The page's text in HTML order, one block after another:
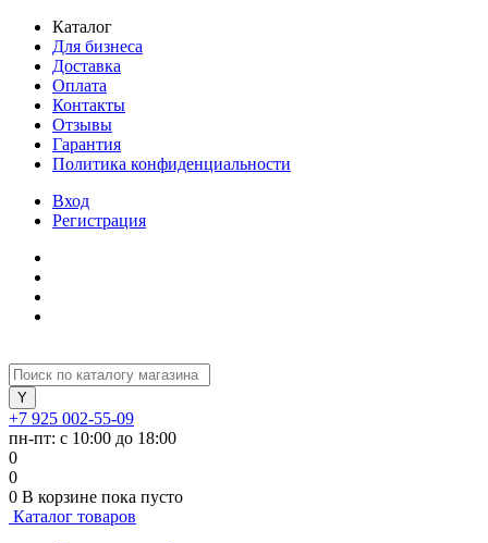
Каталог
Для бизнеса
Доставка
Оплата
Контакты
Отзывы
Гарантия
Политика конфиденциальности
Вход
Регистрация
+7 925 002-55-09
пн-пт: с 10:00 до 18:00
0
0
0 В корзине пока пусто
Каталог товаров